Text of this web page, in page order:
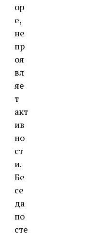
ор
е,
не
пр
оя
вл
яе
т
акт
ив
но
ст
и.
Бе
се
да
по
сте